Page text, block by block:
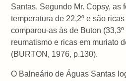
Santas. Segundo Mr. Copsy, as
temperatura de 22,2º e são
comparou-as às de Buton
reumatismo e ricas em muriato
(BURTON, 1976, p.130).
O Balneário de Águas Santas